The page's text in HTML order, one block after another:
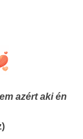
azért aki én